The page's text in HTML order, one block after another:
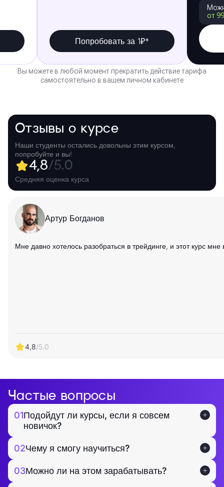
Попробовать за 1₽*
от
Вы можете в любой момент прекратить действие тарифа
самостоятельно в вашем личном кабинете
Отзывы о курсе
Наши студенты остались довольны этим курсом,
попробуйте и вы!
4,8/5.0
Средняя оценка курса
Артур Богданов
Мне давно хотелось разобраться в трейдинге, и этот курс
4,8/5.0
Частые вопросы
01Подойдут ли курсы, если я совсем
новичок?
02Чему я смогу научиться?
03Можно ли на этом зарабатывать?